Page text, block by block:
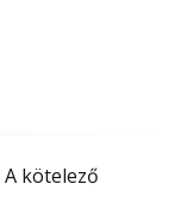
A kötelező